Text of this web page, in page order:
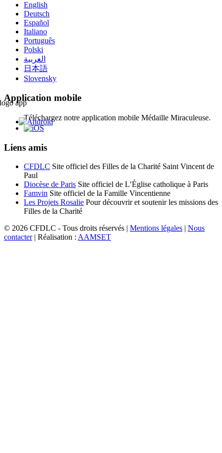
English
Deutsch
Español
Italiano
Português
Polski
العربية
日本語
Slovensky
Application mobile
Téléchargez notre application mobile Médaille Miraculeuse.
Liens amis
CFDLC Site officiel des Filles de la Charité Saint Vincent de
Paul
Diocèse de Paris Site officiel de L’Église catholique à Paris
Famvin Site officiel de la Famille Vincentienne
Les Projets Rosalie Pour découvrir et soutenir les missions des
Filles de la Charité
© 2026 CFDLC - Tous droits réservés | Mentions légales | Nous
contacter| Réalisation : AAMSET